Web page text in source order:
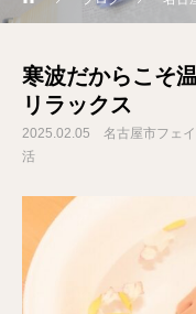
寒波だからこそ
リラックス
2025.02.05 名古屋市フェ
活